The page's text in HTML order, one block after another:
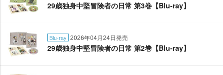
29歳独身中堅冒険者の日常 第3巻【Blu-ray】
Blu-ray 2026年04月24日発売
29歳独身中堅冒険者の日常 第2巻【Blu-ray】